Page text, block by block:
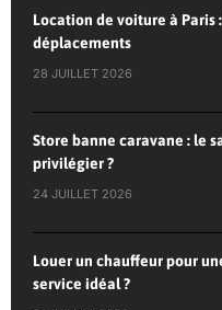
Location de voiture à
déplacements
28 JUILLET 2026
Store banne caravane : le
privilégier ?
24 JUILLET 2026
Louer un chauffeur pour
service idéal ?